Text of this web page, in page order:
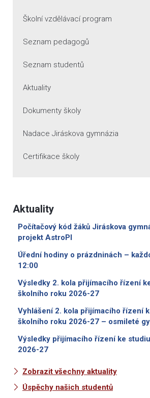
Školní vzdělávací program
Seznam pedagogů
Seznam studentů
Aktuality
Dokumenty školy
Nadace Jiráskova gymnázia
Certifikace školy
Aktuality
Počítačový kód žáků Jiráskova
projekt AstroPI
Úřední hodiny o prázdninách –
12:00
Výsledky 2. kola přijímacího řízení
školního roku 2026-27
Vyhlášení 2. kola přijímacího řízení
školního roku 2026-27 – osmileté
Výsledky přijímacího řízení ke
2026-27
Zobrazit všechny aktuality
Úspěchy našich studentů